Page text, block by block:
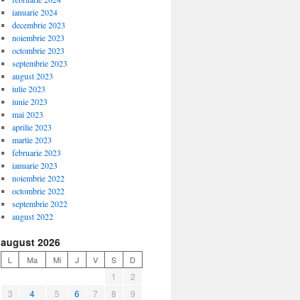
ianuarie 2024
decembrie 2023
noiembrie 2023
octombrie 2023
septembrie 2023
august 2023
iulie 2023
iunie 2023
mai 2023
aprilie 2023
martie 2023
februarie 2023
ianuarie 2023
noiembrie 2022
octombrie 2022
septembrie 2022
august 2022
august 2026
L Ma Mi J V S D
1
2
3
4 5 6 7 8
9